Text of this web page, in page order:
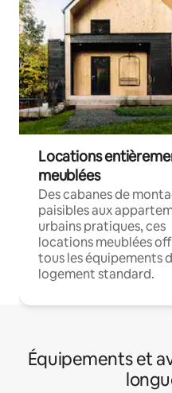
Locations
meublées
Des cabanes de
paisibles aux
urbains pratiques, ces
locations meublées
tous les équipements
logement standard.
Équipements et